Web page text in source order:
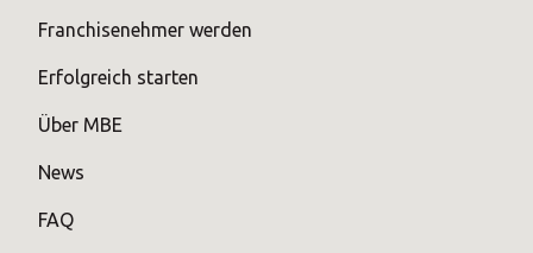
Franchisenehmer werden
Erfolgreich starten
Über MBE
News
FAQ